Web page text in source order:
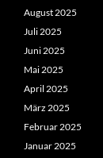
August 2025
Juli 2025
Juni 2025
Mai 2025
April 2025
März 2025
Februar 2025
Januar 2025